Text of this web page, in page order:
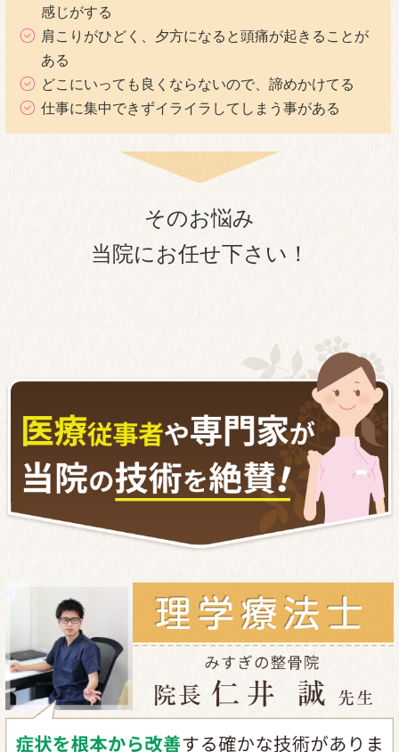
感じがする
肩こりがひどく、夕方になると頭痛が起きることが
ある
どこにいっても良くならないので、諦めかけてる
仕事に集中できずイライラしてしまう事がある
そのお悩み
当院にお任せ下さい！